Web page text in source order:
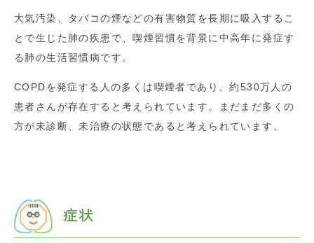
大気汚染、タバコの煙などの有害物質を長期に吸入するこ
とで生じた肺の疾患で、喫煙習慣を背景に中高年に発症す
る肺の生活習慣病です。
COPDを発症する人の多くは喫煙者であり、約530万人の
患者さんが存在すると考えられています。まだまだ多くの
方が未診断、未治療の状態であると考えられています。
症状